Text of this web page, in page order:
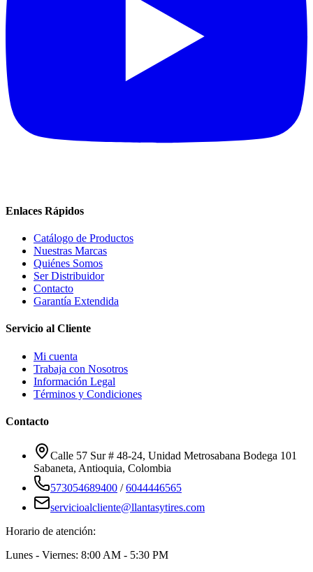
Enlaces Rápidos
Catálogo de Productos
Nuestras Marcas
Quiénes Somos
Ser Distribuidor
Contacto
Garantía Extendida
Servicio al Cliente
Mi cuenta
Trabaja con Nosotros
Información Legal
Términos y Condiciones
Contacto
Calle 57 Sur # 48-24, Unidad Metrosabana Bodega 101
Sabaneta, Antioquia, Colombia
573054689400 /6044446565
servicioalcliente@llantasytires.com
Horario de atención:
Lunes - Viernes: 8:00 AM - 5:30 PM